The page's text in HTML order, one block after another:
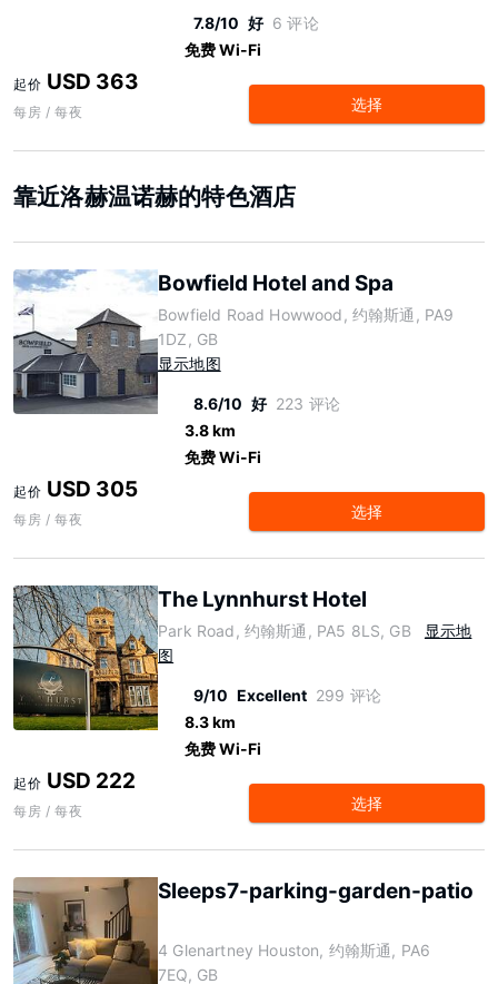
7.8/10 好 6 评论
免费 Wi-Fi
起价 USD 363
每房 / 每夜 选择
靠近洛赫温诺赫的特色酒店
Bowfield Hotel and Spa
Bowfield Road Howwood, 约翰斯通, PA9
1DZ, GB
显示地图
8.6/10 好 223 评论
3.8 km
免费 Wi-Fi
起价 USD 305
每房 / 每夜 选择
The Lynnhurst Hotel
Park Road, 约翰斯通, PA5 8LS, GB
显示地
图
9/10 Excellent 299 评论
8.3 km
免费 Wi-Fi
起价 USD 222
每房 / 每夜 选择
Sleeps7-parking-garden-patio
4 Glenartney Houston, 约翰斯通, PA6
7EQ, GB